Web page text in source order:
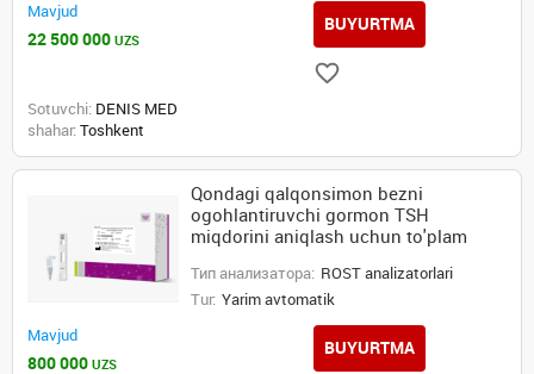
Mavjud
22 500 000 UZS
BUYURTMA
Sotuvchi: DENIS MED
shahar: Toshkent
Qondagi qalqonsimon bezni
ogohlantiruvchi gormon TSH
miqdorini aniqlash uchun to'plam
Тип анализатора: ROST analizatorlari
Tur: Yarim avtomatik
Mavjud
800 000 UZS
BUYURTMA